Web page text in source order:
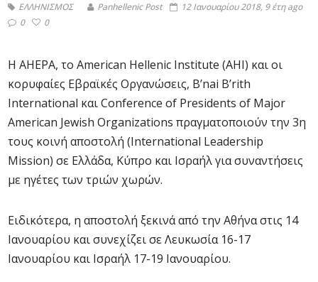
ΕΛΛΗΝΙΣΜΟΣ Panhellenic Post
12 Ιανουαρίου 2018, 9 έτη ago
0
0
Η AHEPA, το American Hellenic Institute (AHI) και οι
κορυφαίες Εβραϊκές Οργανώσεις, B’nai B’rith
International και Conference of Presidents of Major
American Jewish Organizations πραγματοποιούν την 3η
τους κοινή αποστολή (International Leadership
Mission) σε Ελλάδα, Κύπρο και Ισραήλ για συναντήσεις
με ηγέτες των τριών χωρών.
Ειδικότερα, η αποστολή ξεκινά από την Αθήνα στις 14
Ιανουαρίου και συνεχίζει σε Λευκωσία 16-17
Ιανουαρίου και Ισραήλ 17-19 Ιανουαρίου.